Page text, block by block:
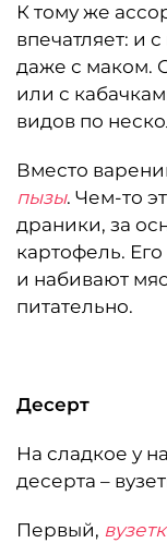
К тому же
впечатляет: и
даже с маком.
или с
видов по
Вместо
пызы. Чем-то
драники, за
картофель.
и набивают
питательно.
Десерт
На сладкое у
десерта –
Первый,